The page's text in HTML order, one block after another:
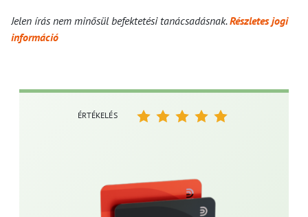
Jelen írás nem minősül befektetési tanácsadásnak.Részletes jogi
információ
ÉRTÉKELÉS